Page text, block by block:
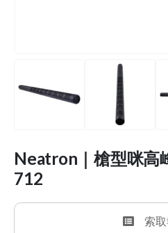
Neatron｜槍型咪高
712
索